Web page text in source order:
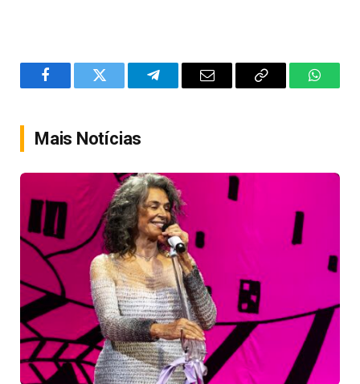
FacebookTwitter TelegramEmail
Copy
Mais Notícias